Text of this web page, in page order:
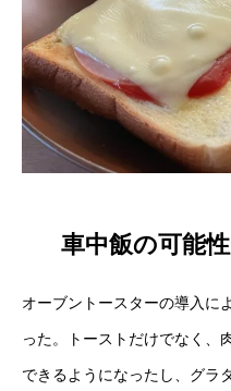
車中飯の可能
オーブントースターの導入に
った。トーストだけでなく、
できるようになったし、グラ